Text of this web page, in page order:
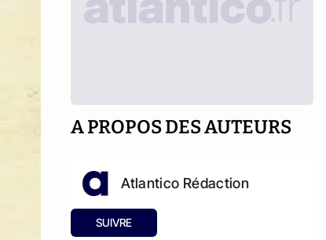
A PROPOS DES AUTEURS
Atlantico Rédaction
SUIVRE